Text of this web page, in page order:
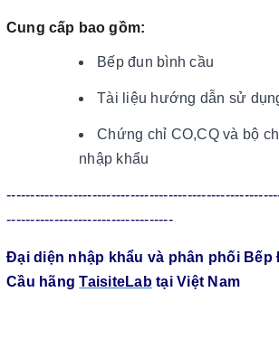
Cung cấp bao gồm:
Bếp đun bình cầu
Tài liệu hướng dẫn sử
Chứng chỉ CO,CQ và bộ
nhập khẩu
-----------------------------------
Đại diện nhập khẩu và phân phối Bếp
Cầu hãng TaisiteLab tại Việt Nam